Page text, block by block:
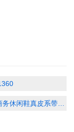
强人3515男士皮鞋2025秋季新款商务休闲鞋真皮系带男士单鞋年轻款 87571